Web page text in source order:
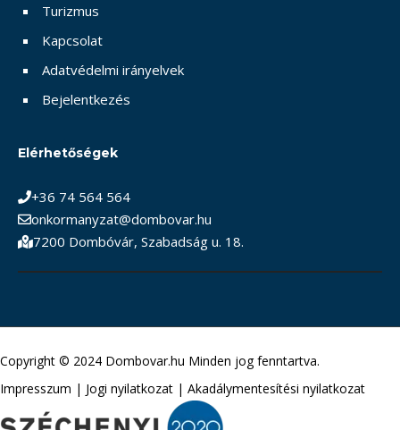
Turizmus
Kapcsolat
Adatvédelmi irányelvek
Bejelentkezés
Elérhetőségek
+36 74 564 564
onkormanyzat@dombovar.hu
7200 Dombóvár, Szabadság u. 18.
Copyright © 2024 Dombovar.hu Minden jog fenntartva.
Impresszum | Jogi nyilatkozat | Akadálymentesítési nyilatkozat